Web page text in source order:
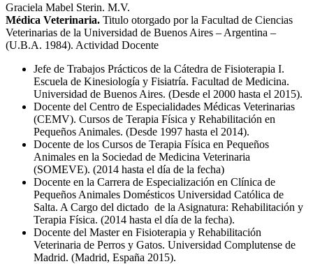
Graciela Mabel Sterin. M.V.
Médica Veterinaria. Titulo otorgado por la Facultad de Ciencias
Veterinarias de la Universidad de Buenos Aires – Argentina –
(U.B.A. 1984). Actividad Docente
Jefe de Trabajos Prácticos de la Cátedra de Fisioterapia I.
Escuela de Kinesiología y Fisiatría. Facultad de Medicina.
Universidad de Buenos Aires. (Desde el 2000 hasta el 2015).
Docente del Centro de Especialidades Médicas Veterinarias
(CEMV). Cursos de Terapia Física y Rehabilitación en
Pequeños Animales. (Desde 1997 hasta el 2014).
Docente de los Cursos de Terapia Física en Pequeños
Animales en la Sociedad de Medicina Veterinaria
(SOMEVE). (2014 hasta el día de la fecha)
Docente en la Carrera de Especialización en Clínica de
Pequeños Animales Domésticos Universidad Católica de
Salta. A Cargo del dictado de la Asignatura: Rehabilitación y
Terapia Física. (2014 hasta el día de la fecha).
Docente del Master en Fisioterapia y Rehabilitación
Veterinaria de Perros y Gatos. Universidad Complutense de
Madrid. (Madrid, España 2015).